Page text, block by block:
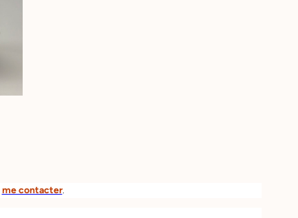
me contacter.